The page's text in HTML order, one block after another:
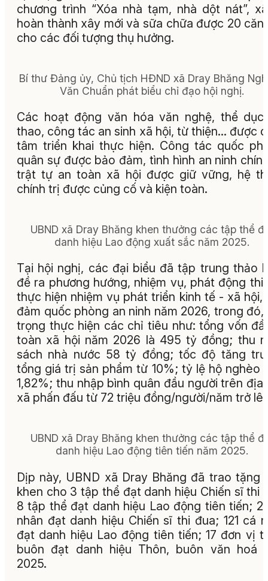
chương trình “Xóa nhà tạm, nhà dột nát”,
hoàn thành xây mới và sữa chữa được 20 căn
cho các đối tượng thụ hưởng.
Bí thư Đảng ủy, Chủ tịch HĐND xã Dray Bhăng
Văn Chuẩn phát biểu chỉ đạo hội nghị.
Các hoạt động văn hóa văn nghệ, thể dục
thao, công tác an sinh xã hội, từ thiện… được
tâm triển khai thực hiện. Công tác quốc
quân sự được bảo đảm, tình hình an ninh
trật tự an toàn xã hội được giữ vững, hệ
chính trị được củng cố và kiện toàn.
UBND xã Dray Bhăng khen thưởng các tập thể
danh hiệu Lao động xuất sắc năm 2025.
Tại hội nghị, các đại biểu đã tập trung thảo
đề ra phương hướng, nhiệm vụ, phát động thi
thực hiện nhiệm vụ phát triển kinh tế - xã hội,
đảm quốc phòng an ninh năm 2026, trong đó,
trọng thực hiện các chỉ tiêu như: tổng vốn
toàn xã hội năm 2026 là 495 tỷ đồng; thu
sách nhà nước 58 tỷ đồng; tốc độ tăng
tổng giá trị sản phẩm từ 10%; tỷ lệ hộ nghèo
1,82%; thu nhập bình quân đầu người trên địa
xã phấn đấu từ 72 triệu đồng/người/năm trở
UBND xã Dray Bhăng khen thưởng các tập thể
danh hiệu Lao động tiên tiến năm 2025.
Dịp này, UBND xã Dray Bhăng đã trao tặng
khen cho 3 tập thể đạt danh hiệu Chiến sĩ thi
8 tập thể đạt danh hiệu Lao động tiên tiến;
nhân đạt danh hiệu Chiến sĩ thi đua; 121 cá
đạt danh hiệu Lao động tiên tiến; 17 đơn vị
buôn đạt danh hiệu Thôn, buôn văn hoá
2025.